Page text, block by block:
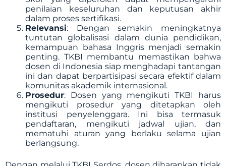
penilaian keseluruhan dan keputusan akhir
dalam proses sertifikasi.
Relevansi: Dengan semakin meningkatnya
tuntutan globalisasi dalam dunia pendidikan,
kemampuan bahasa Inggris menjadi semakin
penting. TKBI membantu memastikan bahwa
dosen di Indonesia siap menghadapi tantangan
ini dan dapat berpartisipasi secara efektif dalam
komunitas akademik internasional.
Prosedur: Dosen yang mengikuti TKBI harus
mengikuti prosedur yang ditetapkan oleh
institusi penyelenggara. Ini bisa termasuk
pendaftaran, mengikuti jadwal ujian, dan
mematuhi aturan yang berlaku selama ujian
berlangsung.